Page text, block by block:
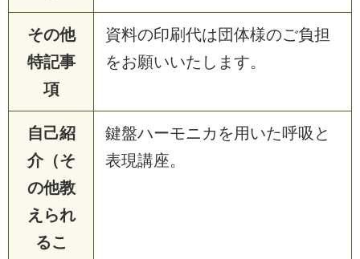
その他
特記事
項
資料の印刷代は団体様のご負担
をお願いいたします。
自己紹
介（そ
の他教
えられ
るこ
鍵盤ハーモニカを用いた呼吸と
表現講座。